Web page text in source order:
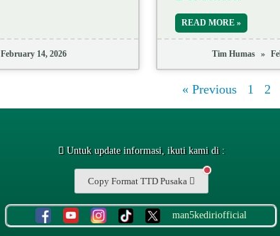
February 14, 2026
READ MORE »
Tim Humas
« Previous 1 2
Untuk update informasi, ikuti kami di :
Copy Format TTD Pusaka
man5kediriofficial